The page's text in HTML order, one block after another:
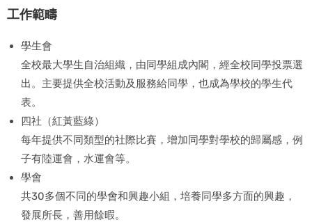
工作範疇
學生會
全校最大學生自治組織，由同學組成內閣，經全校同學投票選
出。主要提供全校活動及服務給同學，也成為學校的學生代
表。
四社（紅黃藍綠）
每年提供不同類型的社際比賽，增加同學對學校的歸屬感，例
子有陸運會，水運會等。
學會
共30多個不同的學會和興趣小組，培養同學多方面的興趣，
發展所長，善用餘暇。